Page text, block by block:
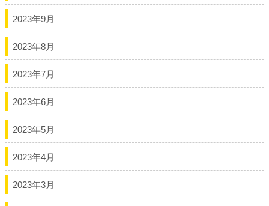
2023年9月
2023年8月
2023年7月
2023年6月
2023年5月
2023年4月
2023年3月